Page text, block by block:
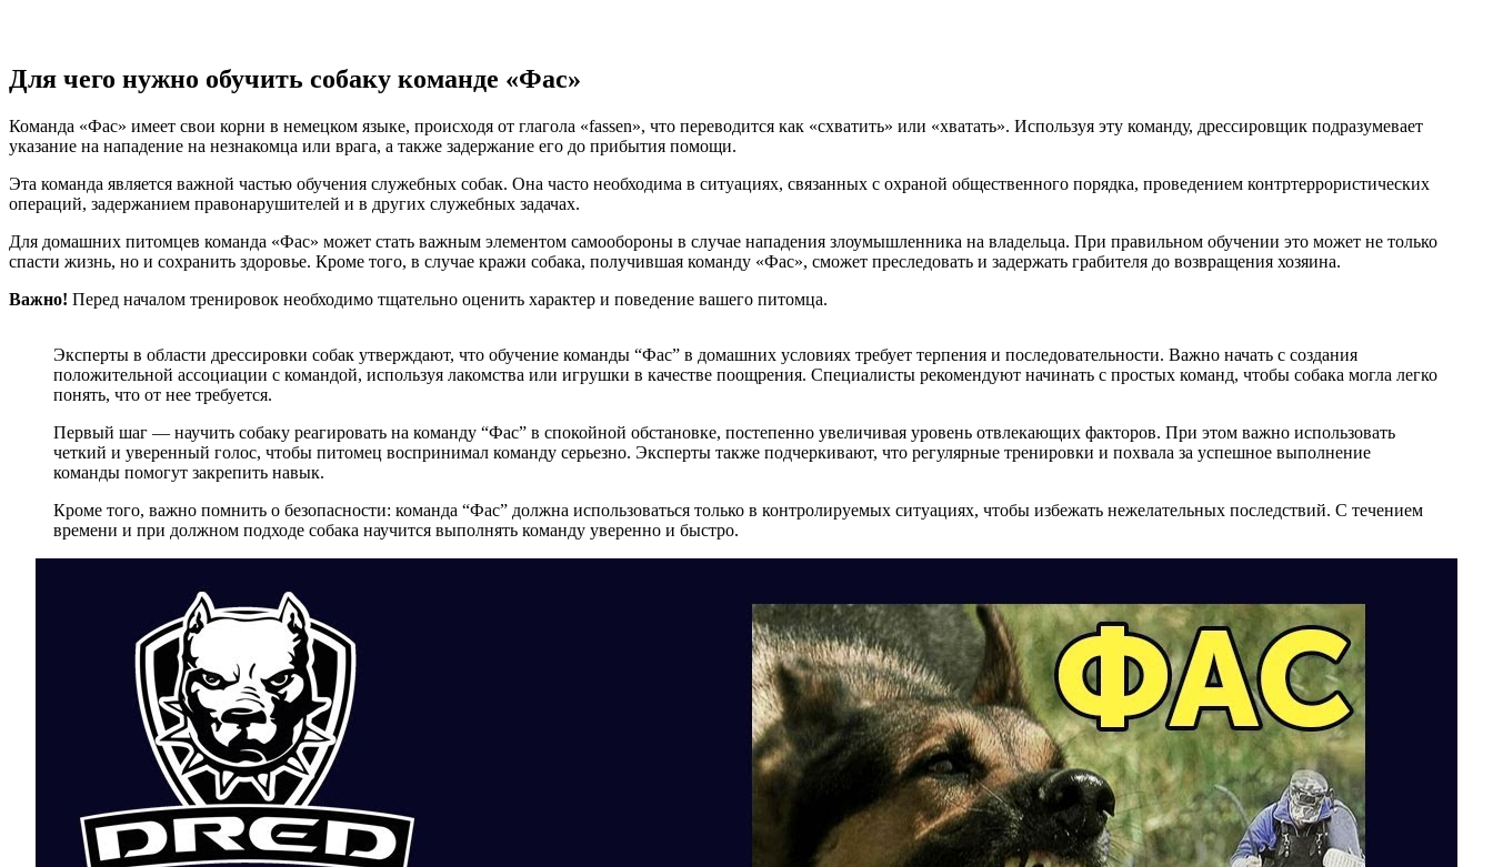
Для чего нужно обучить собаку команде «Фас»
Команда «Фас» имеет свои корни в немецком языке, происходя от глагола «fassen», что переводится как «схватить» или «хватать». Используя эту команду, дрессировщик подразумевает
указание на нападение на незнакомца или врага, а также задержание его до прибытия помощи.
Эта команда является важной частью обучения служебных собак. Она часто необходима в ситуациях, связанных с охраной общественного порядка, проведением контртеррористических
операций, задержанием правонарушителей и в других служебных задачах.
Для домашних питомцев команда «Фас» может стать важным элементом самообороны в случае нападения злоумышленника на владельца. При правильном обучении это может не только
спасти жизнь, но и сохранить здоровье. Кроме того, в случае кражи собака, получившая команду «Фас», сможет преследовать и задержать грабителя до возвращения хозяина.
Важно! Перед началом тренировок необходимо тщательно оценить характер и поведение вашего питомца.
Эксперты в области дрессировки собак утверждают, что обучение команды “Фас” в домашних условиях требует терпения и последовательности. Важно начать с создания
положительной ассоциации с командой, используя лакомства или игрушки в качестве поощрения. Специалисты рекомендуют начинать с простых команд, чтобы собака могла легко
понять, что от нее требуется.
Первый шаг — научить собаку реагировать на команду “Фас” в спокойной обстановке, постепенно увеличивая уровень отвлекающих факторов. При этом важно использовать
четкий и уверенный голос, чтобы питомец воспринимал команду серьезно. Эксперты также подчеркивают, что регулярные тренировки и похвала за успешное выполнение
команды помогут закрепить навык.
Кроме того, важно помнить о безопасности: команда “Фас” должна использоваться только в контролируемых ситуациях, чтобы избежать нежелательных последствий. С течением
времени и при должном подходе собака научится выполнять команду уверенно и быстро.